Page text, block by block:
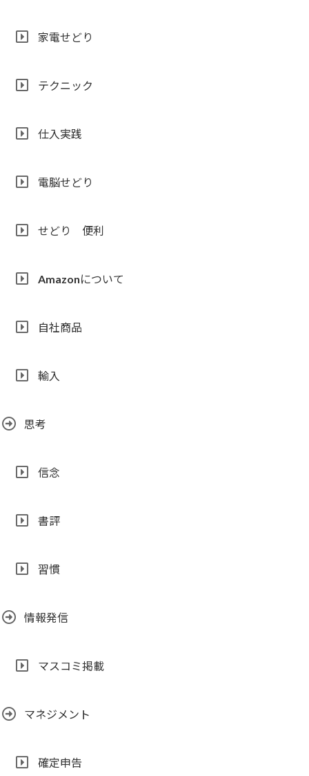
家電せどり
テクニック
仕入実践
電脳せどり
せどり 便利
Amazonについて
自社商品
輸入
思考
信念
書評
習慣
情報発信
マスコミ掲載
マネジメント
確定申告